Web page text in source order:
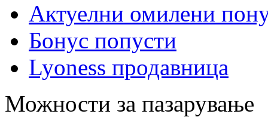
Актуелни омилени
Бонус попусти
Lyoness продавница
Можности за пазарување